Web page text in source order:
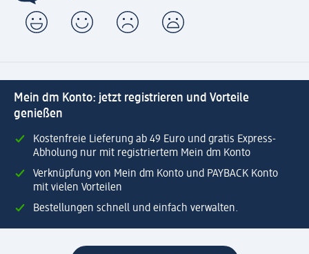
Mein dm Konto: jetzt registrieren und Vorteile
genießen
Kostenfreie Lieferung ab 49 Euro und gratis Express-
Abholung nur mit registriertem Mein dm Konto
Verknüpfung von Mein dm Konto und PAYBACK Konto
mit vielen Vorteilen
Bestellungen schnell und einfach verwalten.